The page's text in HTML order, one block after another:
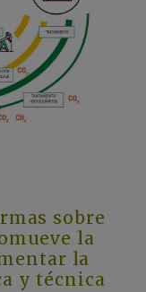
sobre
la
la
y técnica